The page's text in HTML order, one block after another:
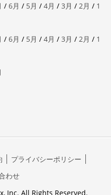
/ 6月 / 5月 / 4月 / 3月 / 2月 / 1
/ 6月 / 5月 / 4月 / 3月 / 2月 / 1
プライバシーポリシー
わせ
Inc. All Rights Reserved.